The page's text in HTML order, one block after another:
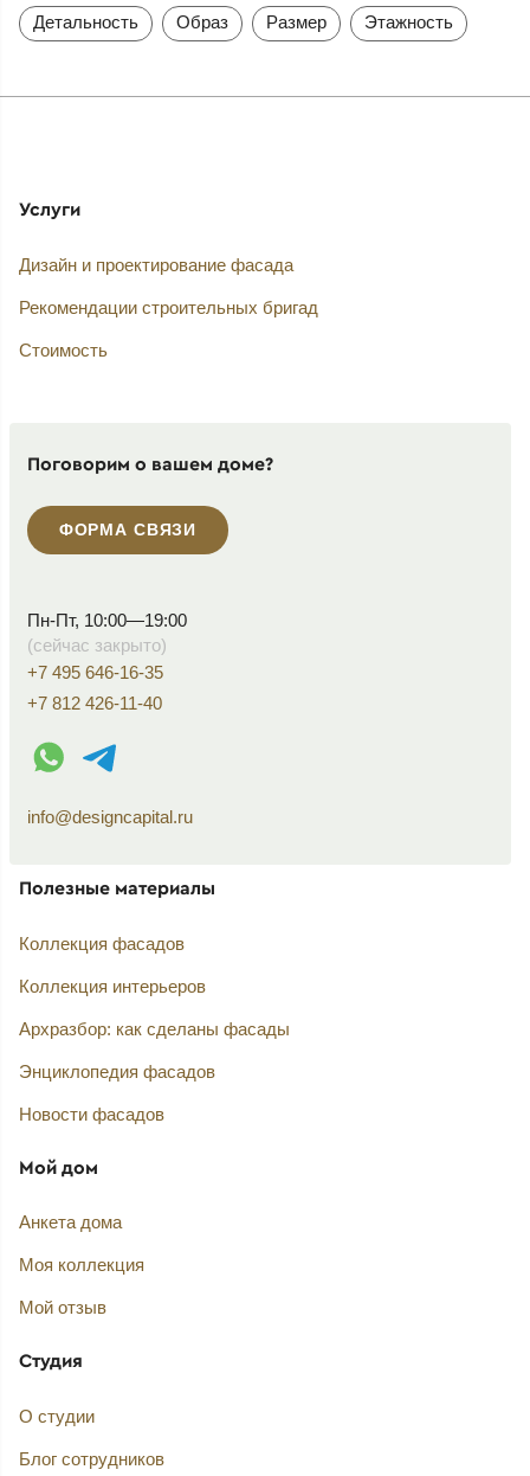
Детальность Образ Размер Этажность
Услуги
Дизайн и проектирование фасада
Рекомендации строительных бригад
Стоимость
Поговорим о вашем доме?
ФОРМА СВЯЗИ
Пн-Пт, 10:00—19:00
(сейчас закрыто)
+7 495 646-16-35
+7 812 426-11-40
WhatsApp контакт
Telegram контакт
info@designcapital.ru
Полезные материалы
Коллекция фасадов
Коллекция интерьеров
Архразбор: как сделаны фасады
Энциклопедия фасадов
Новости фасадов
Мой дом
Анкета дома
Моя коллекция
Мой отзыв
Студия
О студии
Блог сотрудников